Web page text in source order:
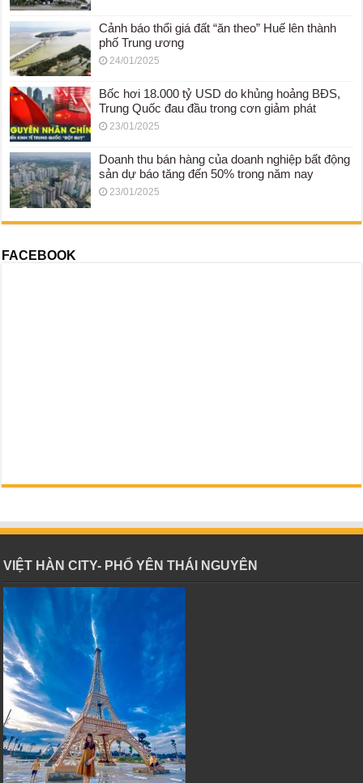
Cảnh báo thổi giá đất “ăn theo” Huế lên thành
phố Trung ương
24/01/2025
Bốc hơi 18.000 tỷ USD do khủng hoảng BĐS,
Trung Quốc đau đầu trong cơn giảm phát
23/01/2025
Doanh thu bán hàng của doanh nghiệp bất động
sản dự báo tăng đến 50% trong năm nay
23/01/2025
FACEBOOK
VIỆT HÀN CITY- PHỔ YÊN THÁI NGUYÊN